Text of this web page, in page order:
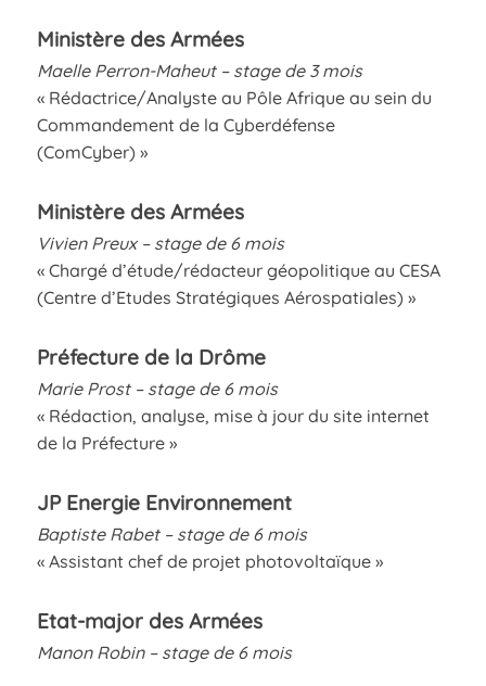
Ministère des Armées
Maelle Perron-Maheut – stage de 3 mois
« Rédactrice/Analyste au Pôle Afrique au sein du
Commandement de la Cyberdéfense
(ComCyber) »
Ministère des Armées
Vivien Preux – stage de 6 mois
« Chargé d’étude/rédacteur géopolitique au CESA
(Centre d’Etudes Stratégiques Aérospatiales) »
Préfecture de la Drôme
Marie Prost – stage de 6 mois
« Rédaction, analyse, mise à jour du site internet
de la Préfecture »
JP Energie Environnement
Baptiste Rabet – stage de 6 mois
« Assistant chef de projet photovoltaïque »
Etat-major des Armées
Manon Robin – stage de 6 mois